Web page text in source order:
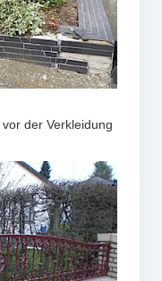
der Verkleidung